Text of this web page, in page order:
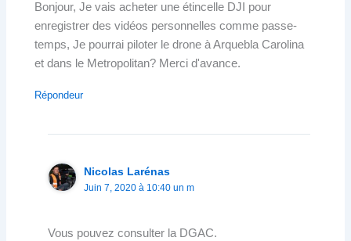
Bonjour, Je vais acheter une étincelle DJI pour
enregistrer des vidéos personnelles comme passe-
temps, Je pourrai piloter le drone à Arquebla Carolina
et dans le Metropolitan? Merci d'avance.
Répondeur
Nicolas Larénas
Juin 7, 2020 à 10:40 un m
Vous pouvez consulter la DGAC.